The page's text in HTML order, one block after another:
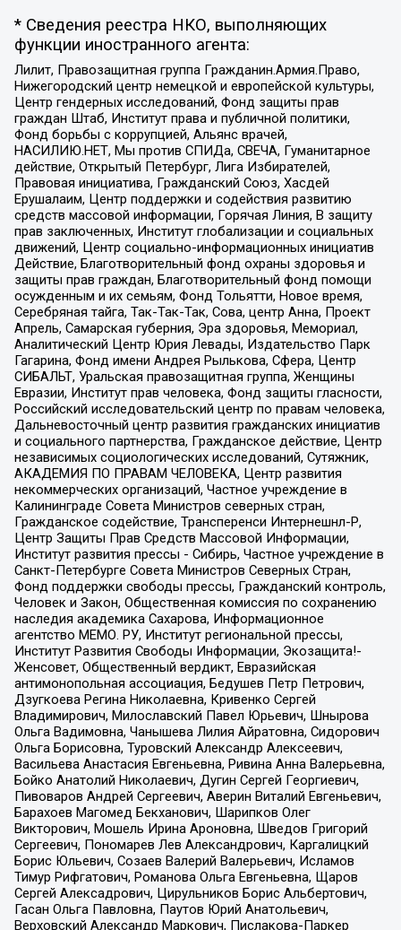
* Сведения реестра НКО, выполняющих
функции иностранного агента:
Лилит, Правозащитная группа Гражданин.Армия.Право,
Нижегородский центр немецкой и европейской культуры,
Центр гендерных исследований, Фонд защиты прав
граждан Штаб, Институт права и публичной политики,
Фонд борьбы с коррупцией, Альянс врачей,
НАСИЛИЮ.НЕТ, Мы против СПИДа, СВЕЧА, Гуманитарное
действие, Открытый Петербург, Лига Избирателей,
Правовая инициатива, Гражданский Союз, Хасдей
Ерушалаим, Центр поддержки и содействия развитию
средств массовой информации, Горячая Линия, В защиту
прав заключенных, Институт глобализации и социальных
движений, Центр социально-информационных инициатив
Действие, Благотворительный фонд охраны здоровья и
защиты прав граждан, Благотворительный фонд помощи
осужденным и их семьям, Фонд Тольятти, Новое время,
Серебряная тайга, Так-Так-Так, Сова, центр Анна, Проект
Апрель, Самарская губерния, Эра здоровья, Мемориал,
Аналитический Центр Юрия Левады, Издательство Парк
Гагарина, Фонд имени Андрея Рылькова, Сфера, Центр
СИБАЛЬТ, Уральская правозащитная группа, Женщины
Евразии, Институт прав человека, Фонд защиты гласности,
Российский исследовательский центр по правам человека,
Дальневосточный центр развития гражданских инициатив
и социального партнерства, Гражданское действие, Центр
независимых социологических исследований, Сутяжник,
АКАДЕМИЯ ПО ПРАВАМ ЧЕЛОВЕКА, Центр развития
некоммерческих организаций, Частное учреждение в
Калининграде Совета Министров северных стран,
Гражданское содействие, Трансперенси Интернешнл-Р,
Центр Защиты Прав Средств Массовой Информации,
Институт развития прессы - Сибирь, Частное учреждение в
Санкт-Петербурге Совета Министров Северных Стран,
Фонд поддержки свободы прессы, Гражданский контроль,
Человек и Закон, Общественная комиссия по сохранению
наследия академика Сахарова, Информационное
агентство МЕМО. РУ, Институт региональной прессы,
Институт Развития Свободы Информации, Экозащита!-
Женсовет, Общественный вердикт, Евразийская
антимонопольная ассоциация, Бедушев Петр Петрович,
Дзугкоева Регина Николаевна, Кривенко Сергей
Владимирович, Милославский Павел Юрьевич, Шнырова
Ольга Вадимовна, Чанышева Лилия Айратовна, Сидорович
Ольга Борисовна, Туровский Александр Алексеевич,
Васильева Анастасия Евгеньевна, Ривина Анна Валерьевна,
Бойко Анатолий Николаевич, Дугин Сергей Георгиевич,
Пивоваров Андрей Сергеевич, Аверин Виталий Евгеньевич,
Барахоев Магомед Бекханович, Шарипков Олег
Викторович, Мошель Ирина Ароновна, Шведов Григорий
Сергеевич, Пономарев Лев Александрович, Каргалицкий
Борис Юльевич, Созаев Валерий Валерьевич, Исламов
Тимур Рифгатович, Романова Ольга Евгеньевна, Щаров
Сергей Алексадрович, Цирульников Борис Альбертович,
Гасан Ольга Павловна, Паутов Юрий Анатольевич,
Верховский Александр Маркович, Пислакова-Паркер